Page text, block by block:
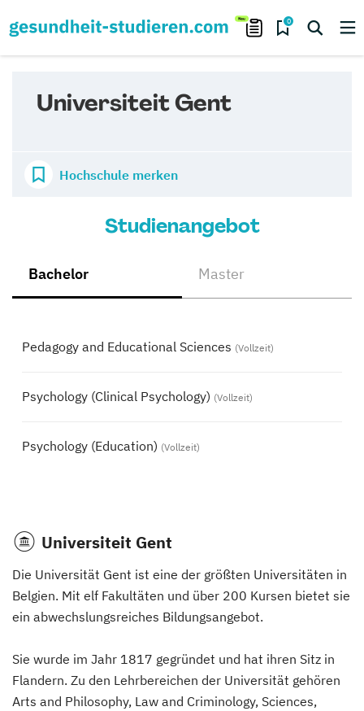
0
Universiteit Gent
Hochschule merken
Studienangebot
Bachelor Master
Pedagogy and Educational Sciences (Vollzeit)
Psychology (Clinical Psychology) (Vollzeit)
Psychology (Education) (Vollzeit)
Universiteit Gent
Die Universität Gent ist eine der größten Universitäten in
Belgien. Mit elf Fakultäten und über 200 Kursen bietet sie
ein abwechslungsreiches Bildungsangebot.
Sie wurde im Jahr 1817 gegründet und hat ihren Sitz in
Flandern. Zu den Lehrbereichen der Universität gehören
Arts and Philosophy, Law and Criminology, Sciences,